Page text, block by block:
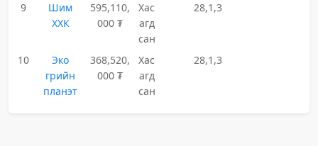
9
Шим
ХХК
595,110,
000 ₮
Хас
агд
сан
28,1,3
10
Эко
грийн
планэт
368,520,
000 ₮
Хас
агд
сан
28,1,3